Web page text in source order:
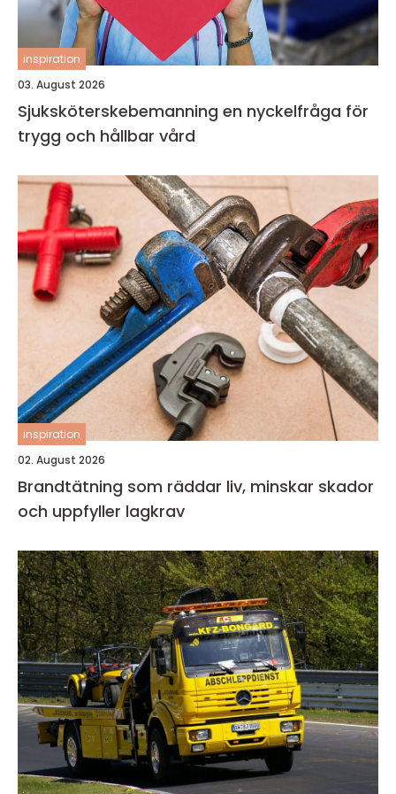
inspiration
03. August 2026
Sjuksköterskebemanning en nyckelfråga för
trygg och hållbar vård
inspiration
02. August 2026
Brandtätning som räddar liv, minskar skador
och uppfyller lagkrav